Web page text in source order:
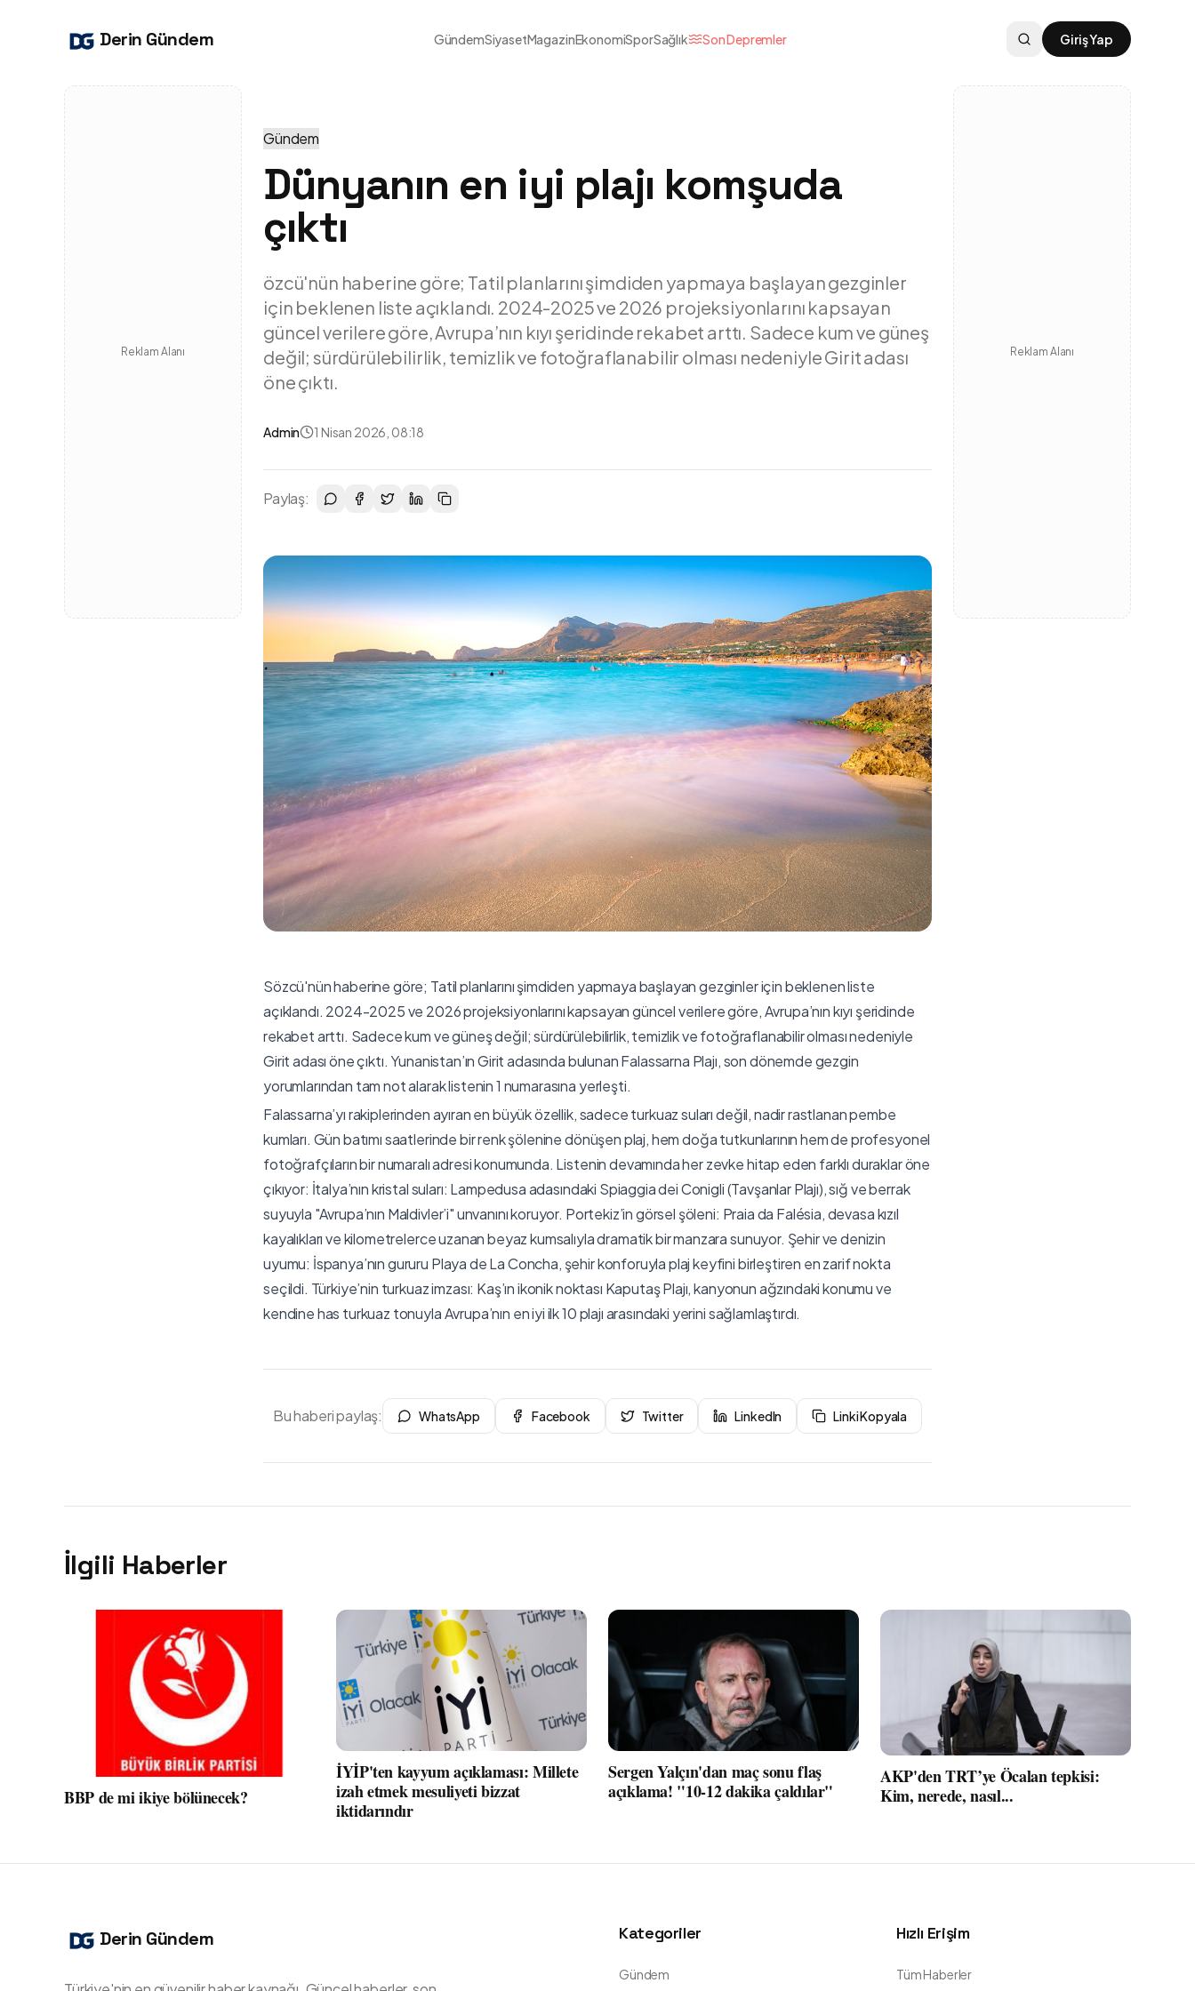
Derin Gündem GündemSiyasetMagazinEkonomiSporSağlık Son Depremler Giriş Yap
Reklam Alanı
Gündem
Dünyanın en iyi plajı komşuda
çıktı
özcü'nün haberine göre; Tatil planlarını şimdiden yapmaya başlayan gezginler
için beklenen liste açıklandı. 2024-2025 ve 2026 projeksiyonlarını kapsayan
güncel verilere göre, Avrupa’nın kıyı şeridinde rekabet arttı. Sadece kum ve güneş
değil; sürdürülebilirlik, temizlik ve fotoğraflanabilir olması nedeniyle Girit adası
öne çıktı.
Admin 1 Nisan 2026, 08:18
Paylaş:
Sözcü'nün haberine göre; Tatil planlarını şimdiden yapmaya başlayan gezginler için beklenen liste
açıklandı. 2024-2025 ve 2026 projeksiyonlarını kapsayan güncel verilere göre, Avrupa’nın kıyı şeridinde
rekabet arttı. Sadece kum ve güneş değil; sürdürülebilirlik, temizlik ve fotoğraflanabilir olması nedeniyle
Girit adası öne çıktı. Yunanistan’ın Girit adasında bulunan Falassarna Plajı, son dönemde gezgin
yorumlarından tam not alarak listenin 1 numarasına yerleşti.
Falassarna’yı rakiplerinden ayıran en büyük özellik, sadece turkuaz suları değil, nadir rastlanan pembe
kumları. Gün batımı saatlerinde bir renk şölenine dönüşen plaj, hem doğa tutkunlarının hem de profesyonel
fotoğrafçıların bir numaralı adresi konumunda. Listenin devamında her zevke hitap eden farklı duraklar öne
çıkıyor: İtalya’nın kristal suları: Lampedusa adasındaki Spiaggia dei Conigli (Tavşanlar Plajı), sığ ve berrak
suyuyla "Avrupa’nın Maldivler’i" unvanını koruyor. Portekiz’in görsel şöleni: Praia da Falésia, devasa kızıl
kayalıkları ve kilometrelerce uzanan beyaz kumsalıyla dramatik bir manzara sunuyor. Şehir ve denizin
uyumu: İspanya’nın gururu Playa de La Concha, şehir konforuyla plaj keyfini birleştiren en zarif nokta
seçildi. Türkiye’nin turkuaz imzası: Kaş’ın ikonik noktası Kaputaş Plajı, kanyonun ağzındaki konumu ve
kendine has turkuaz tonuyla Avrupa’nın en iyi ilk 10 plajı arasındaki yerini sağlamlaştırdı.
Bu haberi paylaş: WhatsApp Facebook Twitter LinkedIn Linki Kopyala
Reklam Alanı
İlgili Haberler
BBP de mi ikiye bölünecek?
İYİP'ten kayyum açıklaması: Millete
izah etmek mesuliyeti bizzat
iktidarındır
Sergen Yalçın'dan maç sonu flaş
açıklama! "10-12 dakika çaldılar"
AKP'den TRT’ye Öcalan tepkisi:
Kim, nerede, nasıl...
Derin Gündem Kategoriler
Gündem
Hızlı Erişim
Tüm Haberler